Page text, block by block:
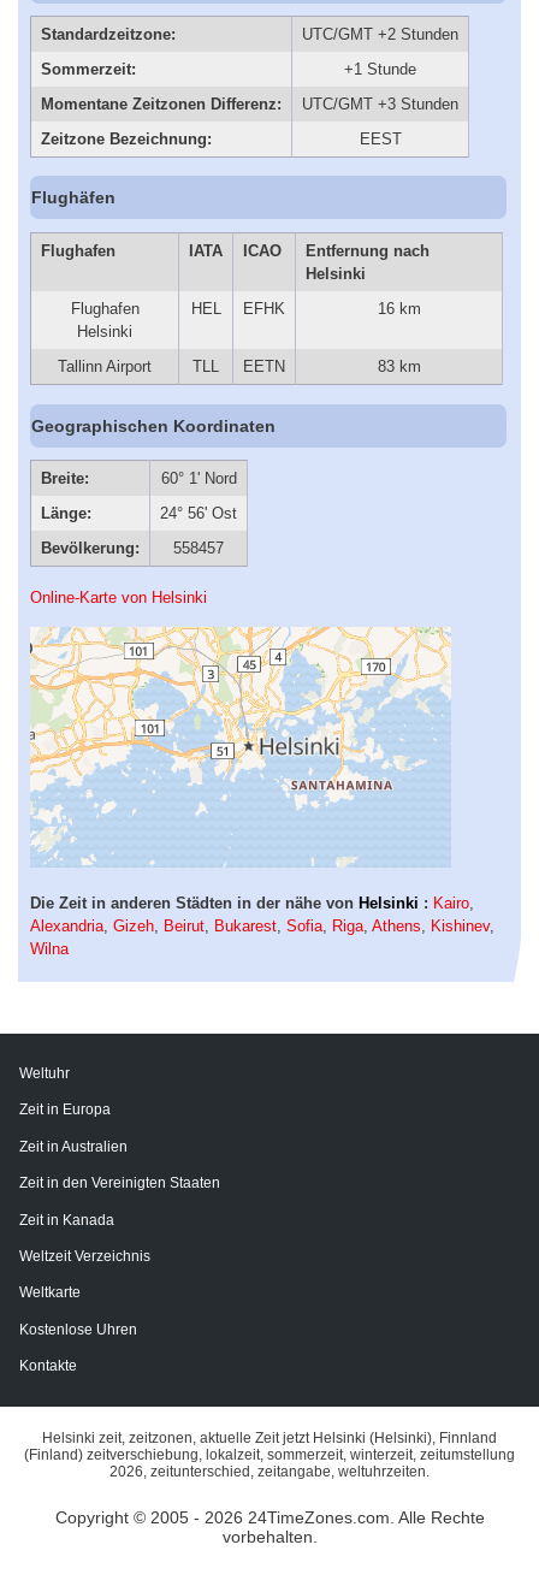
Standardzeitzone:
UTC/GMT +2 Stunden
Sommerzeit:
+1 Stunde
Momentane Zeitzonen Differenz:
UTC/GMT +3 Stunden
Zeitzone Bezeichnung:
EEST
Flughäfen
Flughafen IATA ICAO
Entfernung nach
Helsinki
Flughafen
Helsinki
HEL EFHK 16 km
Tallinn Airport TLL EETN 83 km
Geographischen Koordinaten
Breite:
60° 1' Nord
Länge:
24° 56' Ost
Bevölkerung:
558457
Online-Karte von Helsinki
Die Zeit in anderen Städten in der nähe von Helsinki : Kairo,
Alexandria, Gizeh, Beirut, Bukarest, Sofia, Riga, Athens, Kishinev,
Wilna
Weltuhr
Zeit in Europa
Zeit in Australien
Zeit in den Vereinigten Staaten
Zeit in Kanada
Weltzeit Verzeichnis
Weltkarte
Kostenlose Uhren
Kontakte
Helsinki zeit, zeitzonen, aktuelle Zeit jetzt Helsinki (Helsinki), Finnland
(Finland) zeitverschiebung, lokalzeit, sommerzeit, winterzeit, zeitumstellung
2026, zeitunterschied, zeitangabe, weltuhrzeiten.
Copyright © 2005 - 2026 24TimeZones.com. Alle Rechte
vorbehalten.